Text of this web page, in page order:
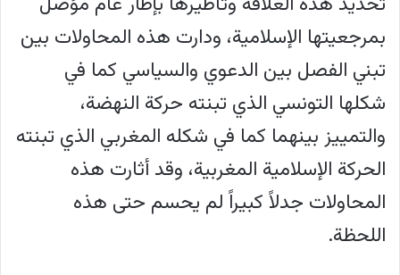
بمرجعيتها الإسلامية، ودارت هذه المحاولات بين
تبني الفصل بين الدعوي والسياسي كما في
شكلها التونسي الذي تبنته حركة النهضة،
والتمييز بينهما كما في شكله المغربي الذي تبنته
الحركة الإسلامية المغربية، وقد أثارت هذه
المحاولات جدلاً كبيراً لم يحسم حتى هذه
اللحظة.